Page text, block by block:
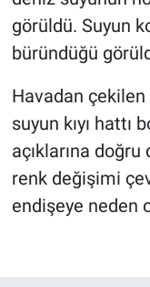
görüldü. Suyun
büründüğü
Havadan
suyun kıyı hattı
açıklarına doğru
renk değişimi
endişeye neden